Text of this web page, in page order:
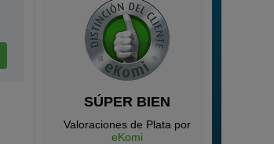
SÚPER BIEN
Valoraciones de Plata por
eKomi